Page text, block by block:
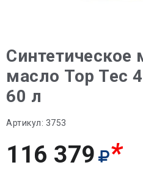
Синтетическое
масло Top Tec
60 л
Артикул: 3753
116 379 *